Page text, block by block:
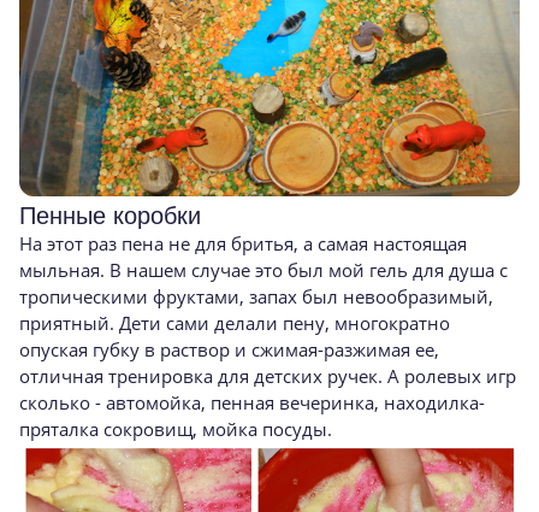
Пенные коробки
На этот раз пена не для бритья, а самая настоящая
мыльная. В нашем случае это был мой гель для душа с
тропическими фруктами, запах был невообразимый,
приятный. Дети сами делали пену, многократно
опуская губку в раствор и сжимая-разжимая ее,
отличная тренировка для детских ручек. А ролевых игр
сколько - автомойка, пенная вечеринка, находилка-
пряталка сокровищ, мойка посуды.